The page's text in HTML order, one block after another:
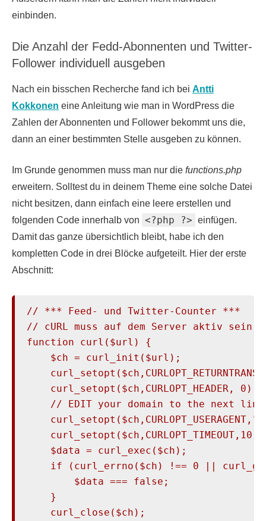
einbinden.
Die Anzahl der Fedd-Abonnenten und Twitter-
Follower individuell ausgeben
Nach ein bisschen Recherche fand ich bei Antti
Kokkonen eine Anleitung wie man in WordPress die
Zahlen der Abonnenten und Follower bekommt uns die,
dann an einer bestimmten Stelle ausgeben zu können.
Im Grunde genommen muss man nur die functions.php
erweitern. Solltest du in deinem Theme eine solche Datei
nicht besitzen, dann einfach eine leere erstellen und
folgenden Code innerhalb von <?php ?> einfügen.
Damit das ganze übersichtlich bleibt, habe ich den
kompletten Code in drei Blöcke aufgeteilt. Hier der erste
Abschnitt:
// *** Feed- und Twitter-Counter ***
// cURL muss auf dem Server aktiv sein
function curl($url) {
    $ch = curl_init($url);
    curl_setopt($ch,CURLOPT_HEADER, 0);
// EDIT your domain to the next
    curl_setopt($ch,CURLOPT_USERAGENT,"
    curl_setopt($ch,CURLOPT_TIMEOUT,10);
    $data = curl_exec($ch);
if (curl_errno($ch) !== 0 ||
        $data === false;
    }
    curl_close($ch);